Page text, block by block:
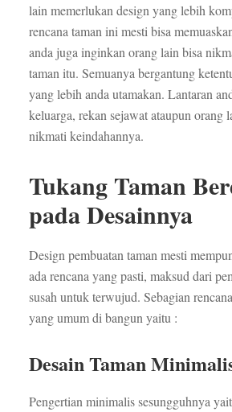
lain memerlukan design yang lebih
rencana taman ini mesti bisa
anda juga inginkan orang lain bisa
taman itu. Semuanya bergantung
yang lebih anda utamakan. Lantaran
keluarga, rekan sejawat ataupun orang
nikmati keindahannya.
Tukang Taman
pada Desainnya
Design pembuatan taman mesti
ada rencana yang pasti, maksud dari
susah untuk terwujud. Sebagian
yang umum di bangun yaitu :
Desain Taman
Pengertian minimalis sesungguhnya